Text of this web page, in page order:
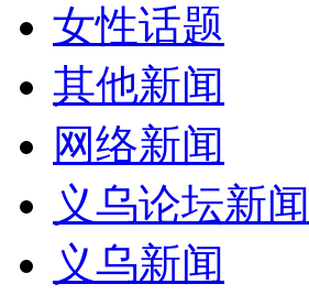
女性话题
其他新闻
网络新闻
义乌论坛新
义乌新闻